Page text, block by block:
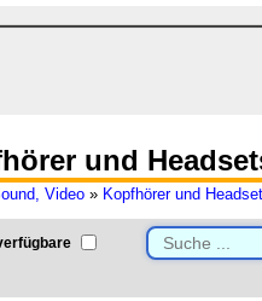
und
Video » Kopfhörer und